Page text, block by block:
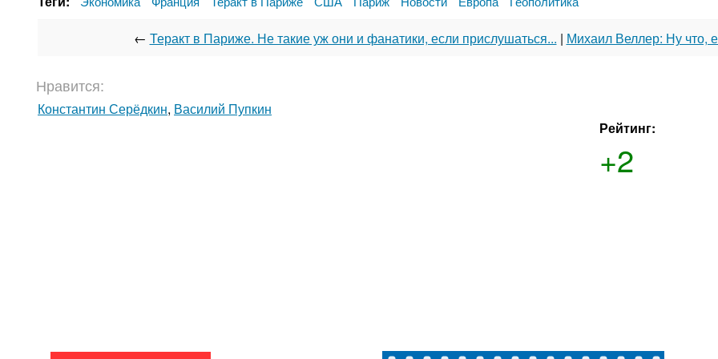
← Теракт в Париже. Не такие уж они и фанатики, если прислушаться... | Михаил Веллер: Ну что,
Нравится:
Константин Серёдкин, Василий Пупкин
Рейтинг:
+2